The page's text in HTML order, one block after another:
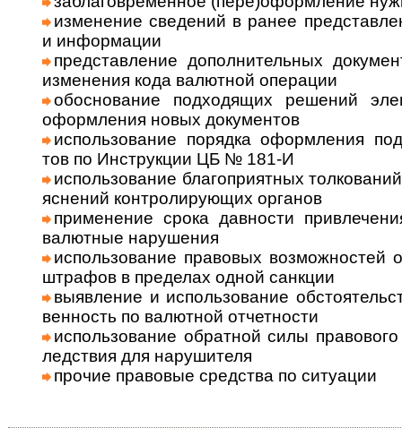
изменение сведений в ранее
и инфор­мации
представление дополнительных
изме­не­ния кода валют­ной опе­рации
обоснование подходящих решений
оформ­ле­ния новых доку­мен­тов
использование порядка оформления
тов по Инст­рук­ции ЦБ № 181-И
использование благоприятных
яс­не­ний конт­роли­рую­щих орга­нов
применение срока давности
валют­ные нару­шения
использование правовых возможностей
штра­фов в пре­де­лах одной санкции
выявление и использование
вен­ность по валют­ной отчет­но­сти
использование обратной силы
лед­ст­вия для нару­шителя
прочие правовые средства по ситу­ации